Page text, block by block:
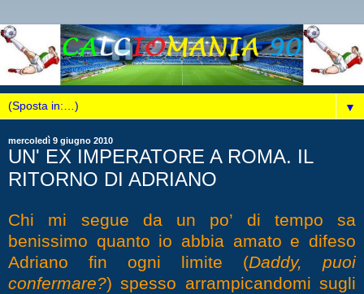
▼
mercoledì 9 giugno 2010
UN' EX IMPERATORE A ROMA. IL
RITORNO DI ADRIANO
Chi mi segue da un po’ di tempo sa
benissimo quanto io abbia amato e difeso
Adriano fin ogni limite (Daddy, puoi
confermare?) spesso arrampicandomi sugli